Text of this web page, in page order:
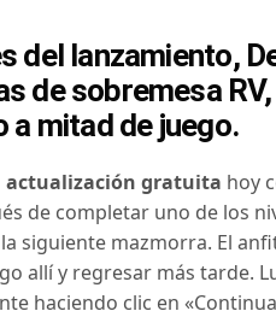
del lanzamiento,
de sobremesa
a mitad de juego.
actualización gratuita hoy
de completar uno de los
siguiente mazmorra. El
allí y regresar más tarde.
haciendo clic en